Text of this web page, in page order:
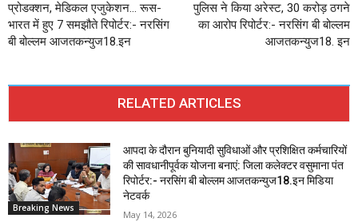
प्रोडक्शन, मेडिकल एजुकेशन… रूस-
भारत में हुए 7 समझौते रिपोर्टर:- नरसिंग
बी बोल्लम आजतकन्युज18.इन
पुलिस ने किया अरेस्ट, 30 करोड़ ठगने
का आरोप रिपोर्टर:- नरसिंग बी बोल्लम
आजतकन्युज18. इन
RELATED ARTICLES
Breaking News
आपदा के दौरान बुनियादी सुविधाओं और प्रशिक्षित कर्मचारियों
की सावधानीपूर्वक योजना बनाएं: जिला कलेक्टर वसुमाना पंत
रिपोर्टर:- नरसिंग बी बोल्लम आजतकन्युज18.इन मिडिया
नेटवर्क
May 14, 2026